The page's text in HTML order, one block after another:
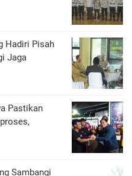
Hadiri Pisah
Jaga
Pastikan
Sambangi